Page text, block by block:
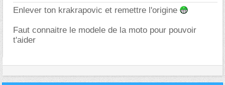
Enlever ton krakrapovic et remettre l'origine
Faut connaitre le modele de la moto pour pouvoir
t'aider